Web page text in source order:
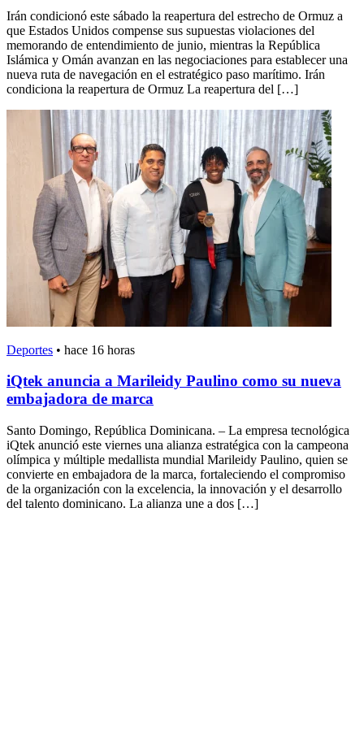
Irán condicionó este sábado la reapertura del estrecho de Ormuz a
que Estados Unidos compense sus supuestas violaciones del
memorando de entendimiento de junio, mientras la República
Islámica y Omán avanzan en las negociaciones para establecer una
nueva ruta de navegación en el estratégico paso marítimo. Irán
condiciona la reapertura de Ormuz La reapertura del […]
Deportes • hace 16 horas
iQtek anuncia a Marileidy Paulino como su nueva
embajadora de marca
Santo Domingo, República Dominicana. – La empresa tecnológica
iQtek anunció este viernes una alianza estratégica con la campeona
olímpica y múltiple medallista mundial Marileidy Paulino, quien se
convierte en embajadora de la marca, fortaleciendo el compromiso
de la organización con la excelencia, la innovación y el desarrollo
del talento dominicano. La alianza une a dos […]